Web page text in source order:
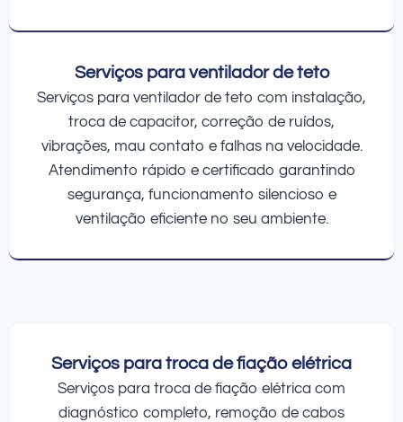
Serviços para ventilador de teto
Serviços para ventilador de teto com instalação,
troca de capacitor, correção de ruídos,
vibrações, mau contato e falhas na velocidade.
Atendimento rápido e certificado garantindo
segurança, funcionamento silencioso e
ventilação eficiente no seu ambiente.
Serviços para troca de fiação elétrica
Serviços para troca de fiação elétrica com
diagnóstico completo, remoção de cabos